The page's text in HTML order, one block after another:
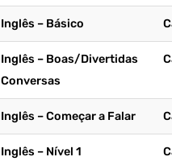
Inglês – Básico
Inglês – Boas/Divertidas
Conversas
Inglês – Começar a Falar
Inglês – Nível 1